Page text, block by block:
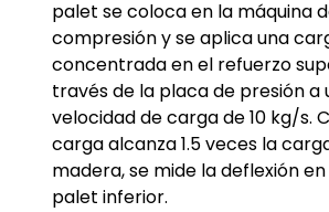
palet se coloca en la máquina
compresión y se aplica una
concentrada en el refuerzo
través de la placa de presión a
velocidad de carga de 10 kg/s.
carga alcanza 1.5 veces la
madera, se mide la deflexión
palet inferior.